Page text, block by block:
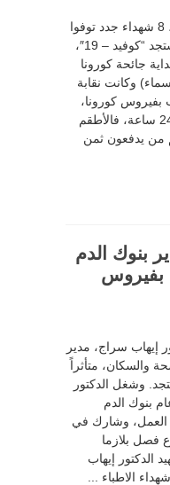
نعت أطباء مصر، اليوم الخميس، 8 شهداء جدد توفوا
إثر إصابتهم بفيروس كورونا المُستجد “كوفيد – 19″،
جائحة كورونا
وكانت نقابة
أمس وفاة 12 طبيب بفيروس كورونا،
ليكون الإجمالي 18 طبيب خلال 24 ساعة، فالأطقم
من يدفعون ثمن
مدير بنوك الدم
بفيروس
إيهاب سراج، مدير
والسكان، متأثراً
وشغل الدكتور
بنوك الدم
العمل، وشارك في
فصل بلازما
الدكتور إيهاب